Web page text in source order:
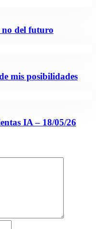
no del futuro
mis posibilidades
IA – 18/05/26